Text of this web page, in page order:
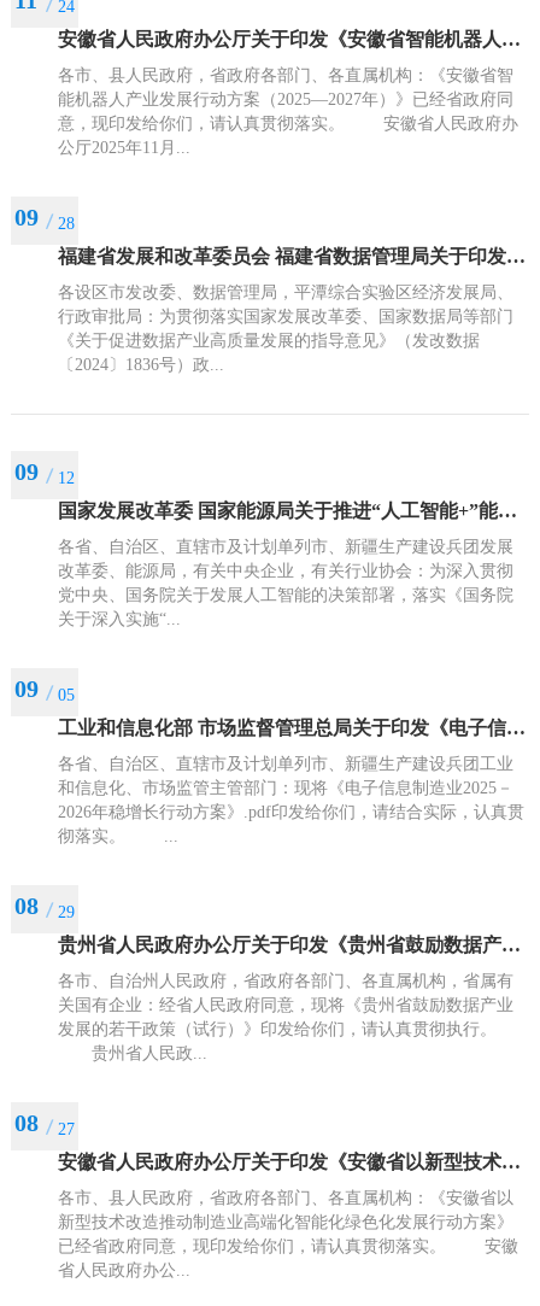
24
安徽省人民政府办公厅关于印发《安徽省智能机器人产业发展行动方案 （2025—2027年）》的通知
各市、县人民政府，省政府各部门、各直属机构：《安徽省智
能机器人产业发展行动方案（2025—2027年）》已经省政府同
意，现印发给你们，请认真贯彻落实。 安徽省人民政府办
公厅2025年11月...
09 28
福建省发展和改革委员会 福建省数据管理局关于印发福建省促进数据产业高质量发展行动计划（2025—2027年）的通知
各设区市发改委、数据管理局，平潭综合实验区经济发展局、
行政审批局：为贯彻落实国家发展改革委、国家数据局等部门
《关于促进数据产业高质量发展的指导意见》（发改数据
〔2024〕1836号）政...
09 12
国家发展改革委 国家能源局关于推进“人工智能+”能源高质量发展的实施意见
各省、自治区、直辖市及计划单列市、新疆生产建设兵团发展
改革委、能源局，有关中央企业，有关行业协会：为深入贯彻
党中央、国务院关于发展人工智能的决策部署，落实《国务院
关于深入实施“...
09 05
工业和信息化部 市场监督管理总局关于印发《电子信息制造业2025－2026年稳增长行动方案》的通知
各省、自治区、直辖市及计划单列市、新疆生产建设兵团工业
和信息化、市场监管主管部门：现将《电子信息制造业2025－
2026年稳增长行动方案》.pdf印发给你们，请结合实际，认真贯
彻落实。 ...
08 29
贵州省人民政府办公厅关于印发《贵州省鼓励数据产业发展的若干政策（试行）》的通知
各市、自治州人民政府，省政府各部门、各直属机构，省属有
关国有企业：经省人民政府同意，现将《贵州省鼓励数据产业
发展的若干政策（试行）》印发给你们，请认真贯彻执行。
贵州省人民政...
08 27
安徽省人民政府办公厅关于印发《安徽省以新型技术改造推动制造业高端化智能化绿色化发展行动方案》的通知
各市、县人民政府，省政府各部门、各直属机构：《安徽省以
新型技术改造推动制造业高端化智能化绿色化发展行动方案》
已经省政府同意，现印发给你们，请认真贯彻落实。 安徽
省人民政府办公...